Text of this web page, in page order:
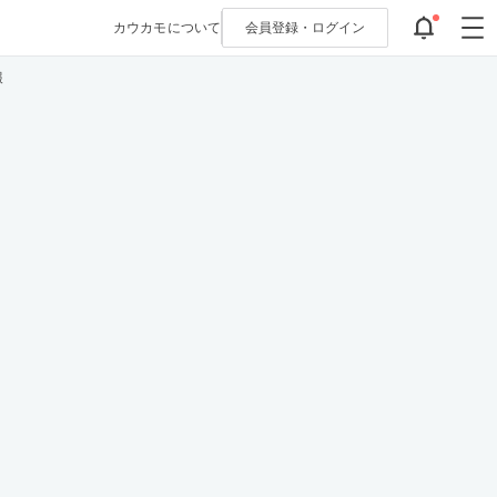
カウカモについて 会員登録・ ログイン